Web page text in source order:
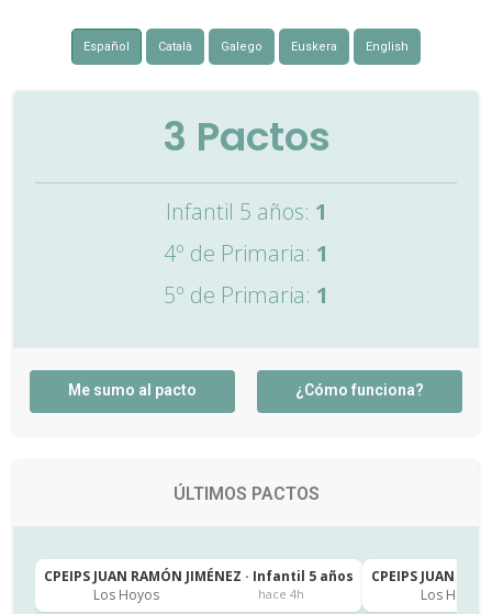
Español Català Galego Euskera English
3 Pactos
Infantil 5 años: 1
4º de Primaria: 1
5º de Primaria: 1
Me sumo al pacto ¿Cómo funciona?
ÚLTIMOS PACTOS
CPEIPS JUAN RAMÓN JIMÉNEZ · Infantil 5 años
Los Hoyos
hace 4h
CPEIPS JUAN
Los Hoyos